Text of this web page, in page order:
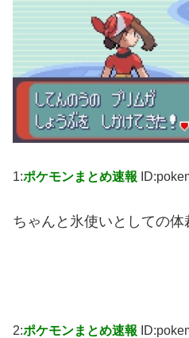
1:ポケモンまとめ速報
ちゃんと氷使いとしての
2:ポケモンまとめ速報